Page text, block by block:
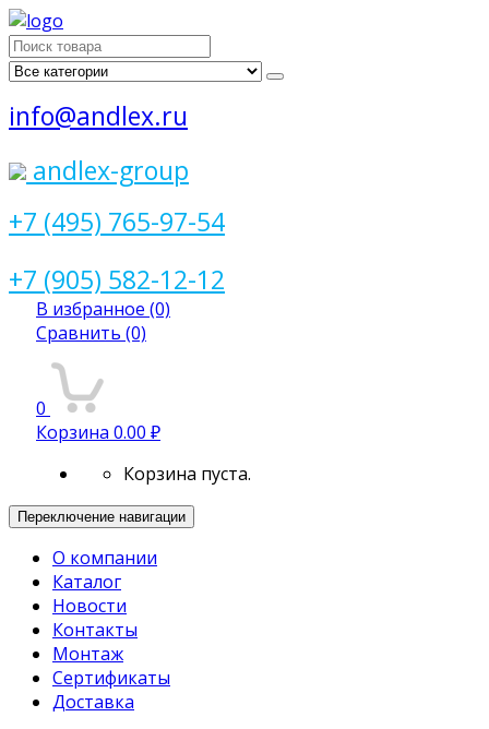
Поиск
для:
info@andlex.ru
andlex-group
+7 (495) 765-97-54
+7 (905) 582-12-12
В избранное (0)
Сравнить (0)
0
Корзина 0.00 ₽
Корзина пуста.
Переключение навигации
О компании
Каталог
Новости
Контакты
Монтаж
Сертификаты
Доставка